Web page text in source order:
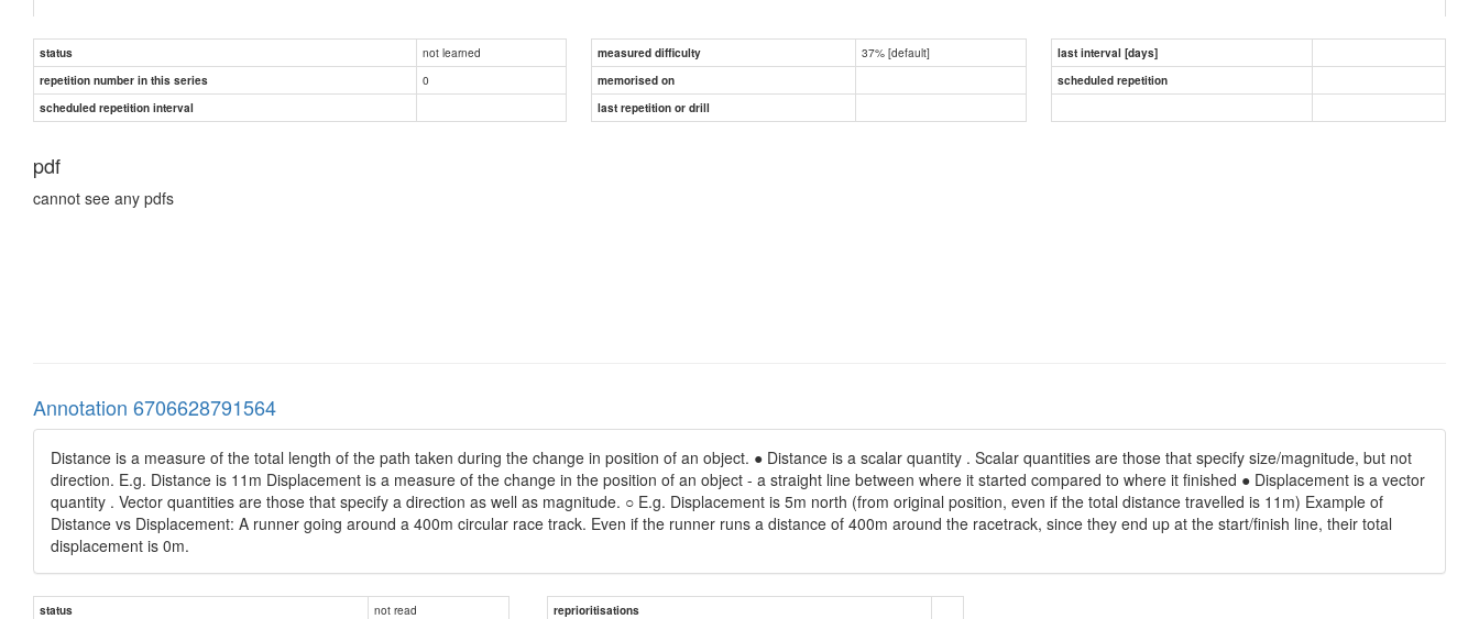
b)
• Ausschluss somatischer Ursachen
• Andere psychologische Störungen wie zB Schizophrenie (F20), Affektive Störungen (F32, F33, F34), Zwangsstörungen (F42), Reaktionen auf schwere Belastungen und Anpassungsstörungen
(F43), Tiefgreifende Entwicklungsstörungen (F84)
status not learned measured difficulty 37% [default]
last interval [days]
repetition number in this series
0 memorised on
scheduled repetition
scheduled repetition interval
last repetition or drill
pdf
cannot see any pdfs
Annotation 6706628791564
Distance is a measure of the total length of the path taken during the change in position of an object. ● Distance is a scalar quantity . Scalar quantities are those that specify size/magnitude, but not
direction. E.g. Distance is 11m Displacement is a measure of the change in the position of an object - a straight line between where it started compared to where it finished ● Displacement is a vector
quantity . Vector quantities are those that specify a direction as well as magnitude. ○ E.g. Displacement is 5m north (from original position, even if the total distance travelled is 11m) Example of
Distance vs Displacement: A runner going around a 400m circular race track. Even if the runner runs a distance of 400m around the racetrack, since they end up at the start/finish line, their total
displacement is 0m.
status not read
reprioritisations